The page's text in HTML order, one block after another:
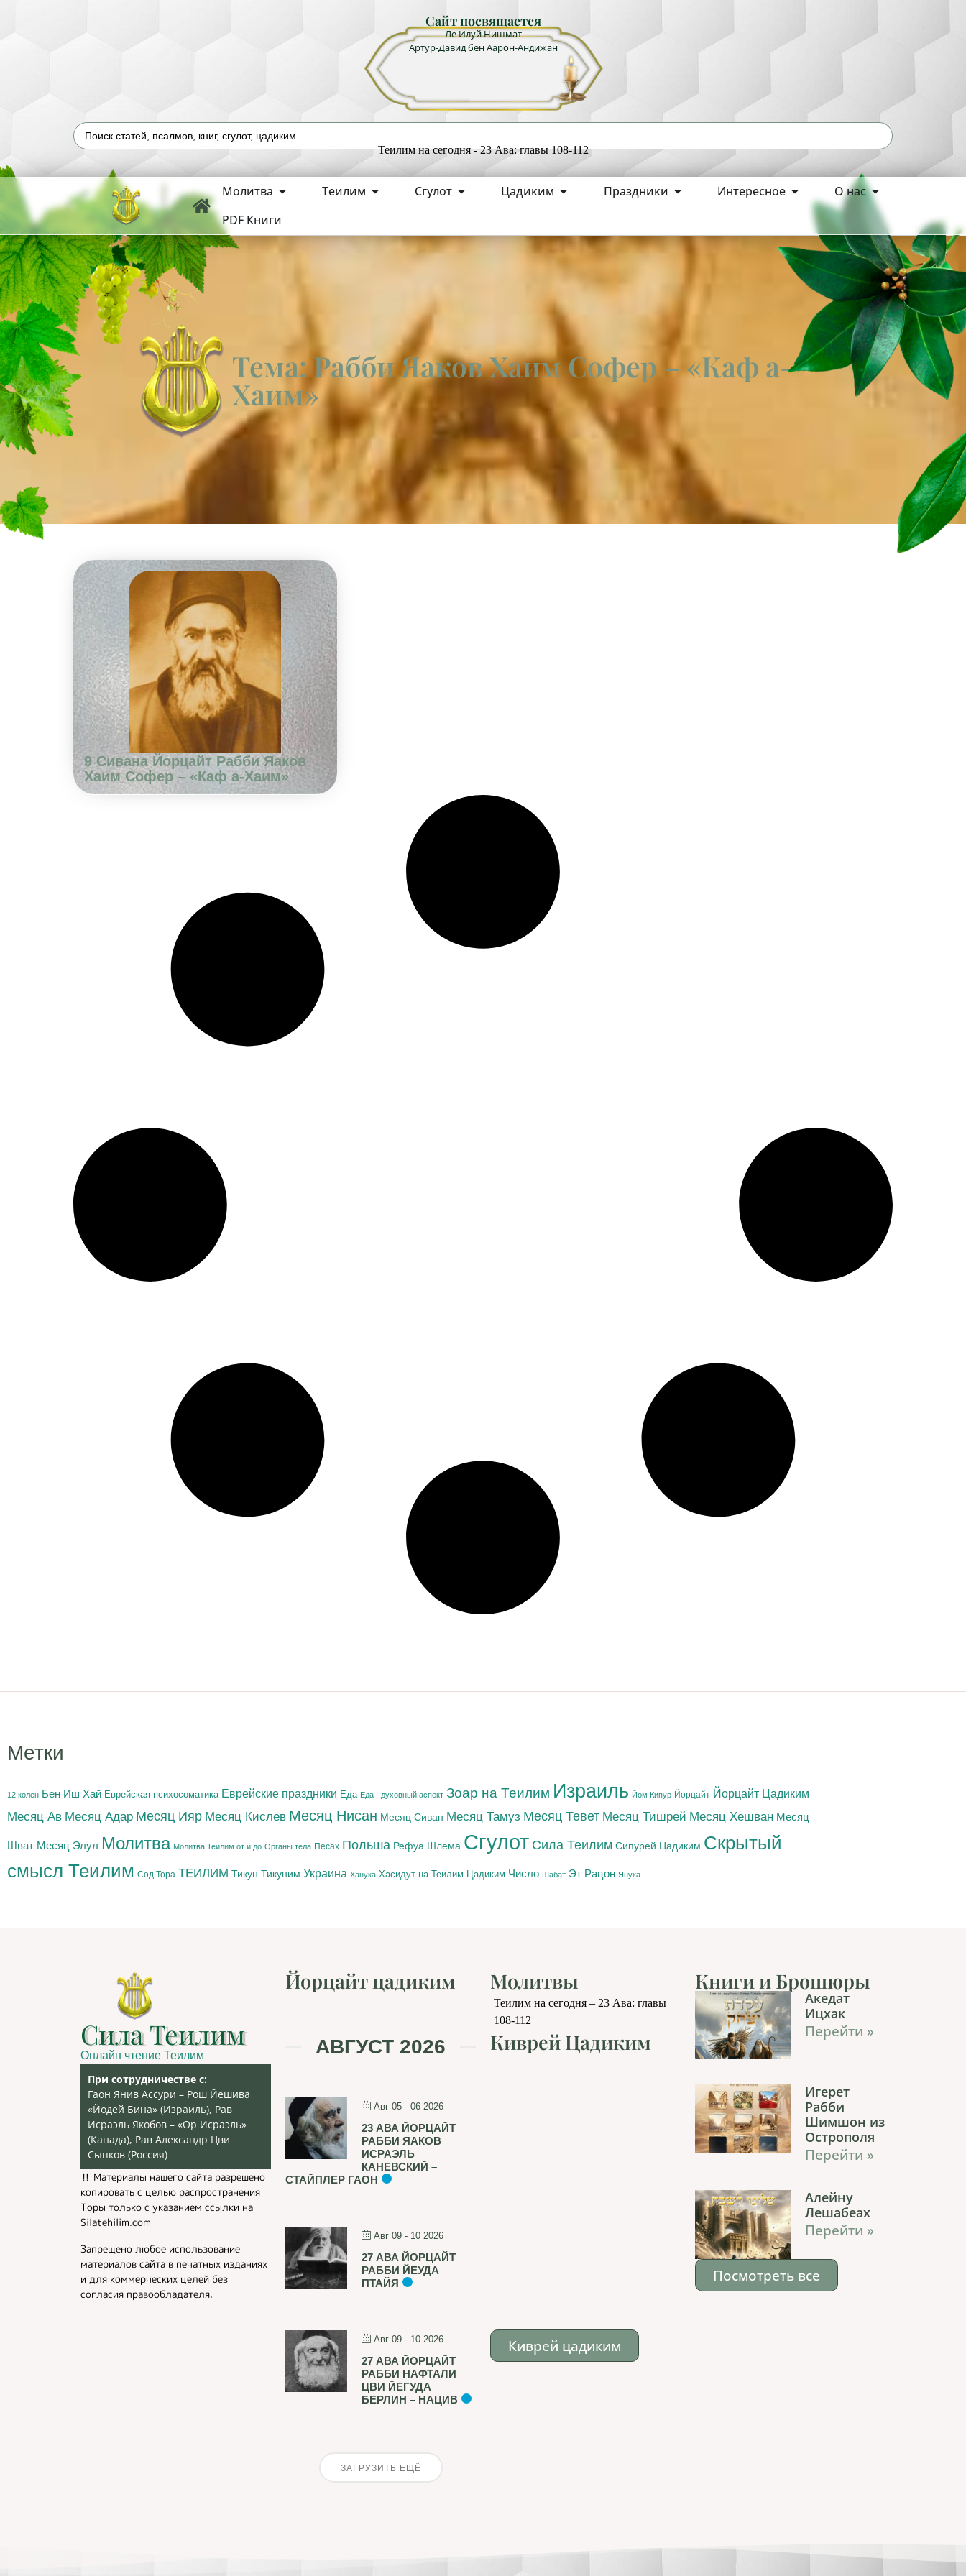
Сайт посвящается
Ле Илуй Нишмат
Артур-Давид бен Аарон-Андижан
Теилим на сегодня - 23 Ава: главы 108-112
Молитва Теилим Сгулот Цадиким Праздники Интересное
О нас
PDF Книги
Тема: Рабби Яаков Хаим Софер – «Каф а-
Хаим»
9 Сивана Йорцайт Рабби Яаков
Хаим Софер – «Каф а-Хаим»
Метки
12 колен Бен Иш Хай Еврейская психосоматика Еврейские праздники Еда Еда - духовный аспект Зоар на Теилим Израиль Йом Кипур Йорцайт Йорцайт Цадиким
Месяц Ав Месяц Адар Месяц Ияр Месяц Кислев Месяц Нисан Месяц Сиван Месяц Тамуз Месяц Тевет Месяц Тишрей Месяц Хешван Месяц
Шват Месяц Элул Молитва Молитва Теилим от и до Органы тела Песах Польша Рефуа Шлема Сгулот Сила Теилим Сипурей Цадиким Скрытый
смысл Теилим Сод Тора ТЕИЛИМ Тикун Тикуним Украина Ханука Хасидут на Теилим Цадиким Число Шабат Эт Рацон Янука
Сила Теилим
Онлайн чтение Теилим
При сотрудничестве с:
Гаон Янив Ассури – Рош Йешива
«Йодей Бина» (Израиль), Рав
Исраэль Якобов – «Ор Исраэль»
(Канада), Рав Александр Цви
Сыпков (Россия)
‼️ Материалы нашего сайта разрешено
копировать с целью распространения
Торы только с указанием ссылки на
Silatehilim.com
Запрещено любое использование
материалов сайта в печатных изданиях
и для коммерческих целей без
согласия правообладателя.
Йорцайт цадиким
АВГУСТ 2026
Авг 05 - 06 2026
23 АВА ЙОРЦАЙТ
РАББИ ЯАКОВ
ИСРАЭЛЬ
КАНЕВСКИЙ –
СТАЙПЛЕР ГАОН
Авг 09 - 10 2026
27 АВА ЙОРЦАЙТ
РАББИ ЙЕУДА
ПТАЙЯ
Авг 09 - 10 2026
27 АВА ЙОРЦАЙТ
РАББИ НАФТАЛИ
ЦВИ ЙЕГУДА
БЕРЛИН – НАЦИВ
ЗАГРУЗИТЬ ЕЩЁ
Молитвы
Теилим на сегодня – 23 Ава: главы
108-112
Киврей Цадиким
Киврей цадиким
Книги и Брошюры
Акедат
Ицхак
Перейти »
Игерет
Рабби
Шимшон из
Острополя
Перейти »
Алейну
Лешабеах
Перейти »
Посмотреть все